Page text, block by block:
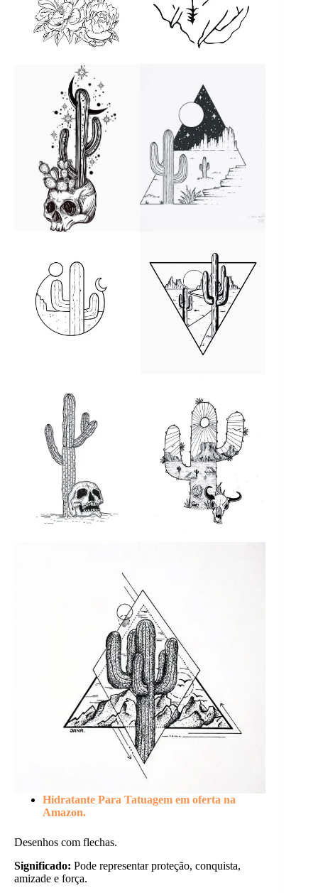
Hidratante Para Tatuagem em oferta na
Amazon.
Desenhos com flechas.
Significado: Pode representar proteção, conquista,
amizade e força.